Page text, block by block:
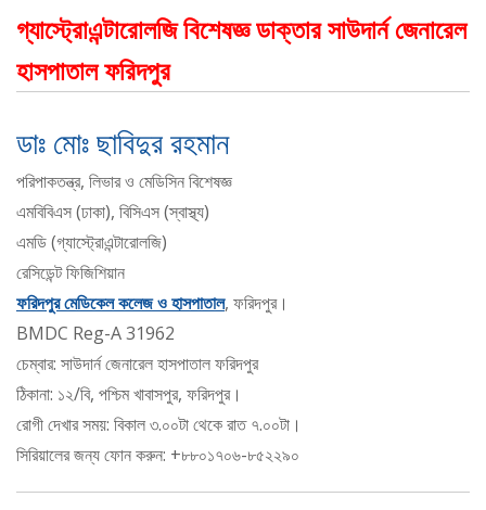
গ্যাস্ট্রোএন্টারোলজি বিশেষজ্ঞ ডাক্তার সাউদার্ন জেনারেল
হাসপাতাল ফরিদপুর
ডাঃ মোঃ ছাবিদুর রহমান
পরিপাকতন্ত্র, লিভার ও মেডিসিন বিশেষজ্ঞ
এমবিবিএস (ঢাকা), বিসিএস (স্বাস্থ্য)
এমডি (গ্যাস্ট্রোএন্টারোলজি)
রেসিডেন্ট ফিজিশিয়ান
ফরিদপুর মেডিকেল কলেজ ও হাসপাতাল, ফরিদপুর।
BMDC Reg-A 31962
চেম্বার: সাউদার্ন জেনারেল হাসপাতাল ফরিদপুর
ঠিকানা: ১২/বি, পশ্চিম খাবাসপুর, ফরিদপুর।
রোগী দেখার সময়: বিকাল ৩.০০টা থেকে রাত ৭.০০টা।
সিরিয়ালের জন্য ফোন করুন: +৮৮০১৭০৬-৮৫২২৯০